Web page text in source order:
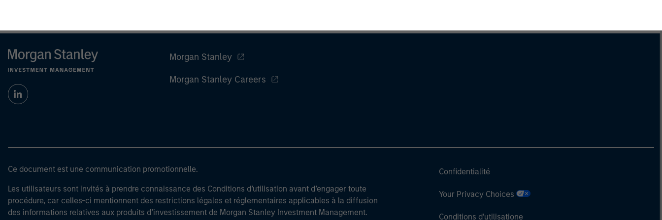
Morgan Stanley
Morgan Stanley Careers
Ce document est une communication promotionnelle.
Les utilisateurs sont invités à prendre connaissance des Conditions d’utilisation avant d’engager toute
procédure, car celles-ci mentionnent des restrictions légales et réglementaires applicables à la diffusion
des informations relatives aux produits d’investissement de Morgan Stanley Investment Management.
Confidentialité
Your Privacy Choices
Conditions d'utilisatione